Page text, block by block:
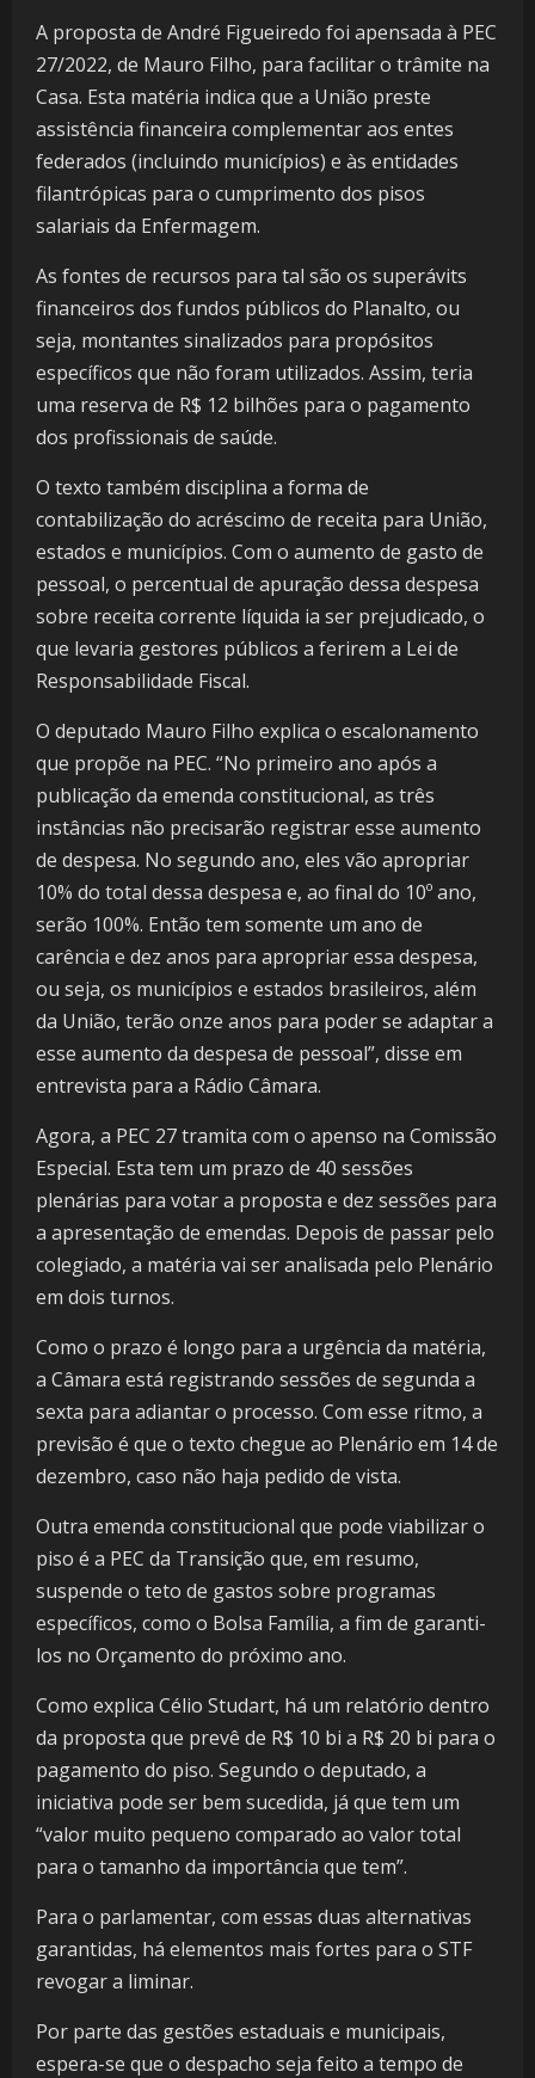
A proposta de André Figueiredo foi apensada à PEC
27/2022, de Mauro Filho, para facilitar o trâmite na
Casa. Esta matéria indica que a União preste
assistência financeira complementar aos entes
federados (incluindo municípios) e às entidades
filantrópicas para o cumprimento dos pisos
salariais da Enfermagem.
As fontes de recursos para tal são os superávits
financeiros dos fundos públicos do Planalto, ou
seja, montantes sinalizados para propósitos
específicos que não foram utilizados. Assim, teria
uma reserva de R$ 12 bilhões para o pagamento
dos profissionais de saúde.
O texto também disciplina a forma de
contabilização do acréscimo de receita para União,
estados e municípios. Com o aumento de gasto de
pessoal, o percentual de apuração dessa despesa
sobre receita corrente líquida ia ser prejudicado, o
que levaria gestores públicos a ferirem a Lei de
Responsabilidade Fiscal.
O deputado Mauro Filho explica o escalonamento
que propõe na PEC. “No primeiro ano após a
publicação da emenda constitucional, as três
instâncias não precisarão registrar esse aumento
de despesa. No segundo ano, eles vão apropriar
10% do total dessa despesa e, ao final do 10º ano,
serão 100%. Então tem somente um ano de
carência e dez anos para apropriar essa despesa,
ou seja, os municípios e estados brasileiros, além
da União, terão onze anos para poder se adaptar a
esse aumento da despesa de pessoal”, disse em
entrevista para a Rádio Câmara.
Agora, a PEC 27 tramita com o apenso na Comissão
Especial. Esta tem um prazo de 40 sessões
plenárias para votar a proposta e dez sessões para
a apresentação de emendas. Depois de passar pelo
colegiado, a matéria vai ser analisada pelo Plenário
em dois turnos.
Como o prazo é longo para a urgência da matéria,
a Câmara está registrando sessões de segunda a
sexta para adiantar o processo. Com esse ritmo, a
previsão é que o texto chegue ao Plenário em 14 de
dezembro, caso não haja pedido de vista.
Outra emenda constitucional que pode viabilizar o
piso é a PEC da Transição que, em resumo,
suspende o teto de gastos sobre programas
específicos, como o Bolsa Família, a fim de garanti-
los no Orçamento do próximo ano.
Como explica Célio Studart, há um relatório dentro
da proposta que prevê de R$ 10 bi a R$ 20 bi para o
pagamento do piso. Segundo o deputado, a
iniciativa pode ser bem sucedida, já que tem um
“valor muito pequeno comparado ao valor total
para o tamanho da importância que tem”.
Para o parlamentar, com essas duas alternativas
garantidas, há elementos mais fortes para o STF
revogar a liminar.
Por parte das gestões estaduais e municipais,
espera-se que o despacho seja feito a tempo de